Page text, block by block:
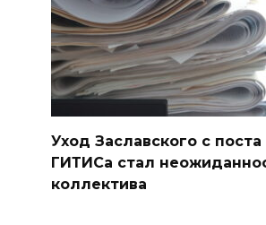
Уход Заславского с поста
ГИТИСа стал
коллектива